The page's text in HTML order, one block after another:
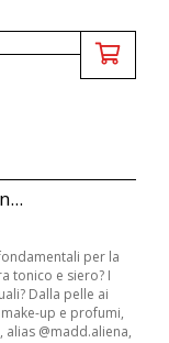
per la
tonico e siero? I
Dalla pelle ai
up e profumi,
@madd.aliena,